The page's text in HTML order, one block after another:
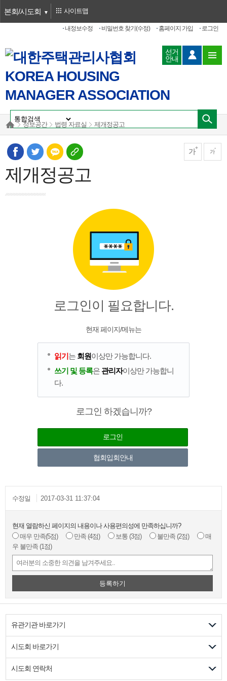
본회/시도회
로그인
홈페이지 가입
비밀번호 찾기(수정)
내정보수정
사이트맵
선거
안내
정보공간 법령 자료실 제개정공고
가 가
제개정공고
로그인이 필요합니다.
현재 페이지/메뉴는
읽기는 회원이상만 가능합니다.
쓰기 및 등록은 관리자이상만 가능합니
다.
로그인 하겠습니까?
로그인
협회입회안내
수정일 2017-03-31 11:37:04
현재 열람하신 페이지의 내용이나 사용편의성에 만족하십니까?
매우 만족(5점) 만족 (4점) 보통 (3점) 불만족 (2점)
매
우 불만족 (1점)
등록하기
유관기관 바로가기
시도회 바로가기
시도회 연락처